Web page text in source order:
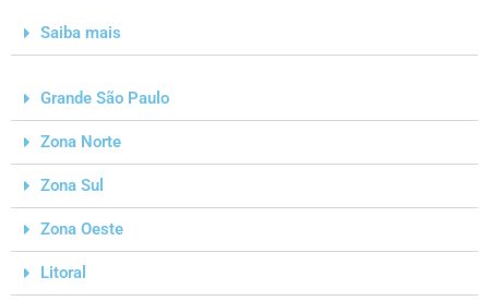
Saiba mais
Grande São Paulo
Zona Norte
Zona Sul
Zona Oeste
Litoral